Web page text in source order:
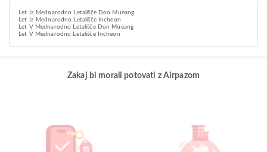
Let Iz Mednarodno Letališče Don Mueang
Let Iz Mednarodno Letališče Incheon
Let V Mednarodno Letališče Don Mueang
Let V Mednarodno Letališče Incheon
Zakaj bi morali potovati z Airpazom